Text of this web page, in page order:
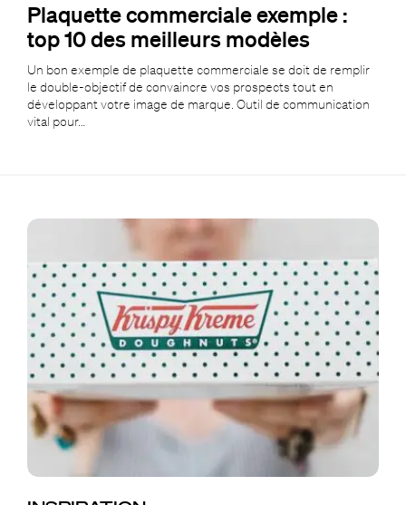
Plaquette commerciale exemple :
top 10 des meilleurs modèles
Un bon exemple de plaquette commerciale se doit de remplir
le double-objectif de convaincre vos prospects tout en
développant votre image de marque. Outil de communication
vital pour…